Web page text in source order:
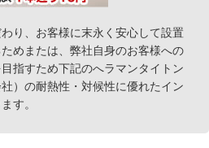
り、お客様に末永く安心して設置
めまたは、弊社自身のお客様への
指すため下記のへラマンタイトン
）の耐熱性・対候性に優れたイン
す。